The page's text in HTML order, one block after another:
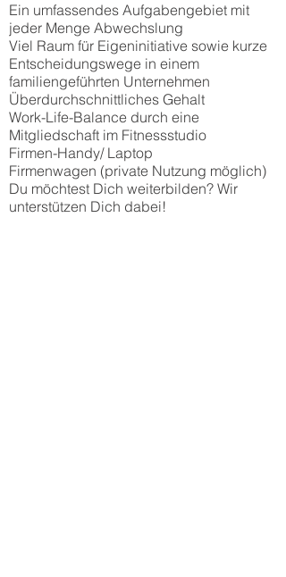
Ein umfassendes Aufgabengebiet mit
jeder Menge Abwechslung
Viel Raum für Eigeninitiative sowie kurze
Entscheidungswege in einem
familiengeführten Unternehmen
Überdurchschnittliches Gehalt
Work-Life-Balance durch eine
Mitgliedschaft im Fitnessstudio
Firmen-Handy/ Laptop
Firmenwagen (private Nutzung möglich)
Du möchtest Dich weiterbilden? Wir
unterstützen Dich dabei!